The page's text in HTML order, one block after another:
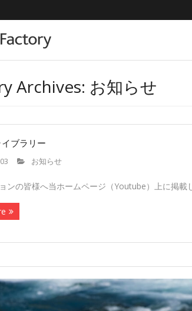
Archives: お知らせ
ブラリー
お知らせ
ンの皆様へ当ホームページ（Youtube）上に掲